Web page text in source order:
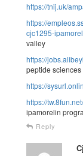
https://tnij.uk/
https://
cjc1295-
valley
https://
peptide
https://
https://
ipamorelin
Reply